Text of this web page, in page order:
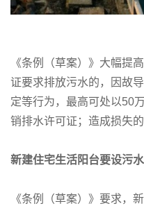
《条例（草案）》大幅提
证要求排放污水的，因故
定等行为，最高可处以50
销排水许可证；造成损失
新建住宅生活阳台要设污
《条例（草案）》要求，